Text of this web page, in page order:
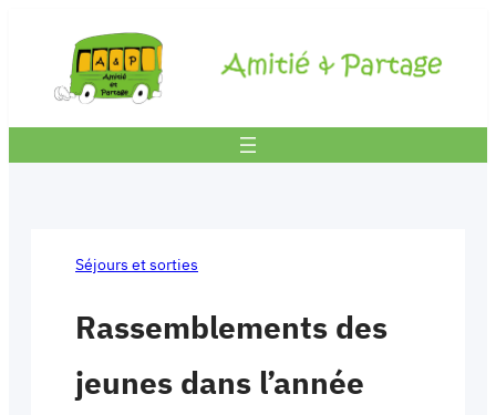
contenu
Séjours et sorties
Rassemblements des
jeunes dans l’année